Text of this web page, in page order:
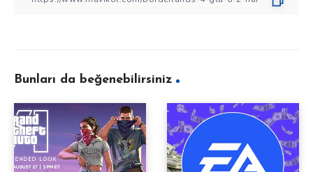
Bunları da beğenebilirsiniz